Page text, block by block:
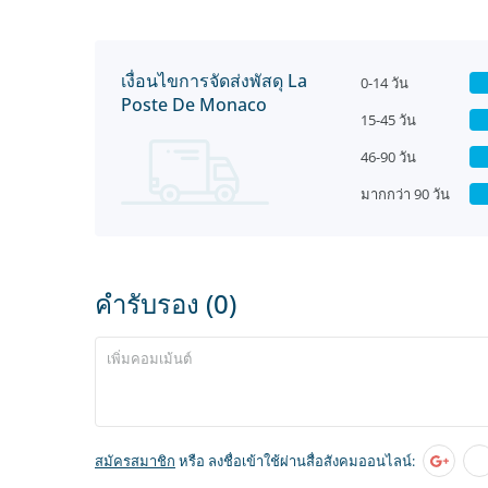
เงื่อนไขการจัดส่งพัสดุ La
Poste De Monaco
0-14 วัน
15-45 วัน
46-90 วัน
มากกว่า 90 วัน
คำรับรอง (0)
สมัครสมาชิก หรือ ลงชื่อเข้าใช้ผ่านสื่อสังคมออนไลน์: